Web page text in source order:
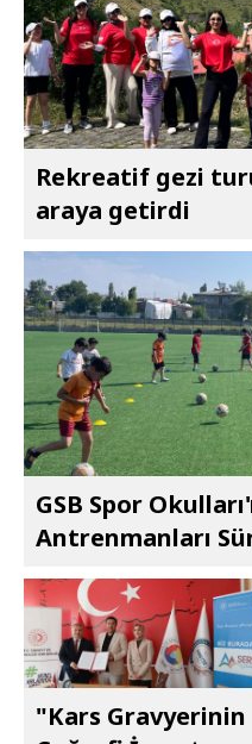
Rekreatif gezi
araya getirdi
GSB Spor
Antrenmanları
"Kars Gravyerinin